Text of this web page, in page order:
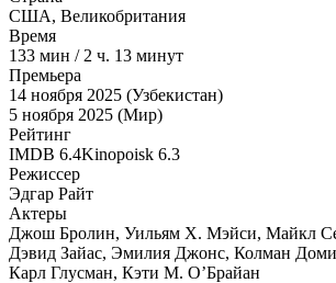
США, Великобритания
Время
133 мин / 2 ч. 13 минут
Премьера
14 ноября 2025 (Узбекистан)
5 ноября 2025 (Мир)
Рейтинг
IMDB 6.4Kinopoisk 6.3
Режиссер
Эдгар Райт
Актеры
Джош Бролин, Уильям Х. Мэйси, Майкл
Дэвид Зайас, Эмилия Джонс, Колман
Карл Глусман, Кэти М. О’Брайан